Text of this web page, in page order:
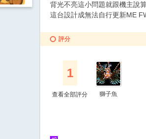
背光不亮這小問題就跟機主說
這台設計成無法自行更新ME
評分
1
查看全部評分 獅子魚